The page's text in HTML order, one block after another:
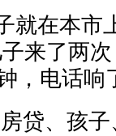
就在本市
来了两
，电话响
房贷、孩